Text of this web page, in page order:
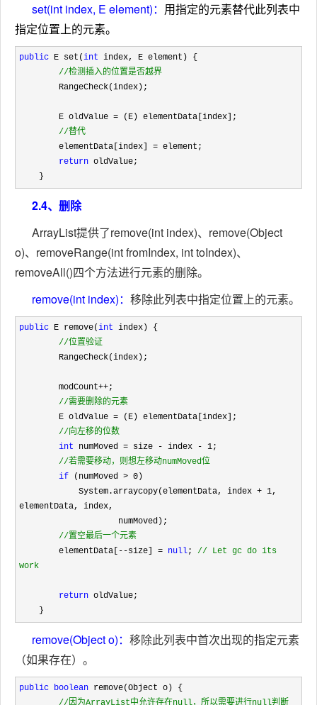
set(int index, E element)： 用指定的元素替代此列表中
指定位置上的元素。
public E set(int index, E element) {
//检测插入的位置是否越界
        E oldValue
= (E) elementData[index];
//替代
        elementData[index] =
element;
return oldValue;
    }
2.4、删除
ArrayList提供了remove(int index)、remove(Object
o)、removeRange(int fromIndex, int toIndex)、
removeAll()四个方法进行元素的删除。
remove(int index)： 移除此列表中指定位置上的元素。
public E remove(int index) {
//位置验证
        modCount
++;
//需要删除的元素
        E oldValue =
(E) elementData[index];
// 向左移的位数
int numMoved = size - index - 1;
//若需要移动，则想左移动numMoved位
if (numMoved > 0 )
            System.arraycopy(elementData, index
+ 1,
elementData, index,
//置空最后一个元素
        elementData[--size] =
null; // Let gc do its
work
return oldValue;
    }
remove(Object o)： 移除此列表中首次出现的指定元素
（如果存在）。
public boolean remove(Object o) {
//因为ArrayList中允许存在null，所以需要进行null判断